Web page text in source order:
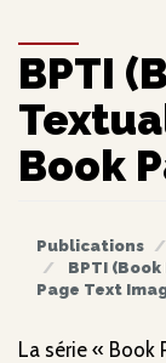
BPTI
Book
Publications
BPTI
Page Text
La série « Book